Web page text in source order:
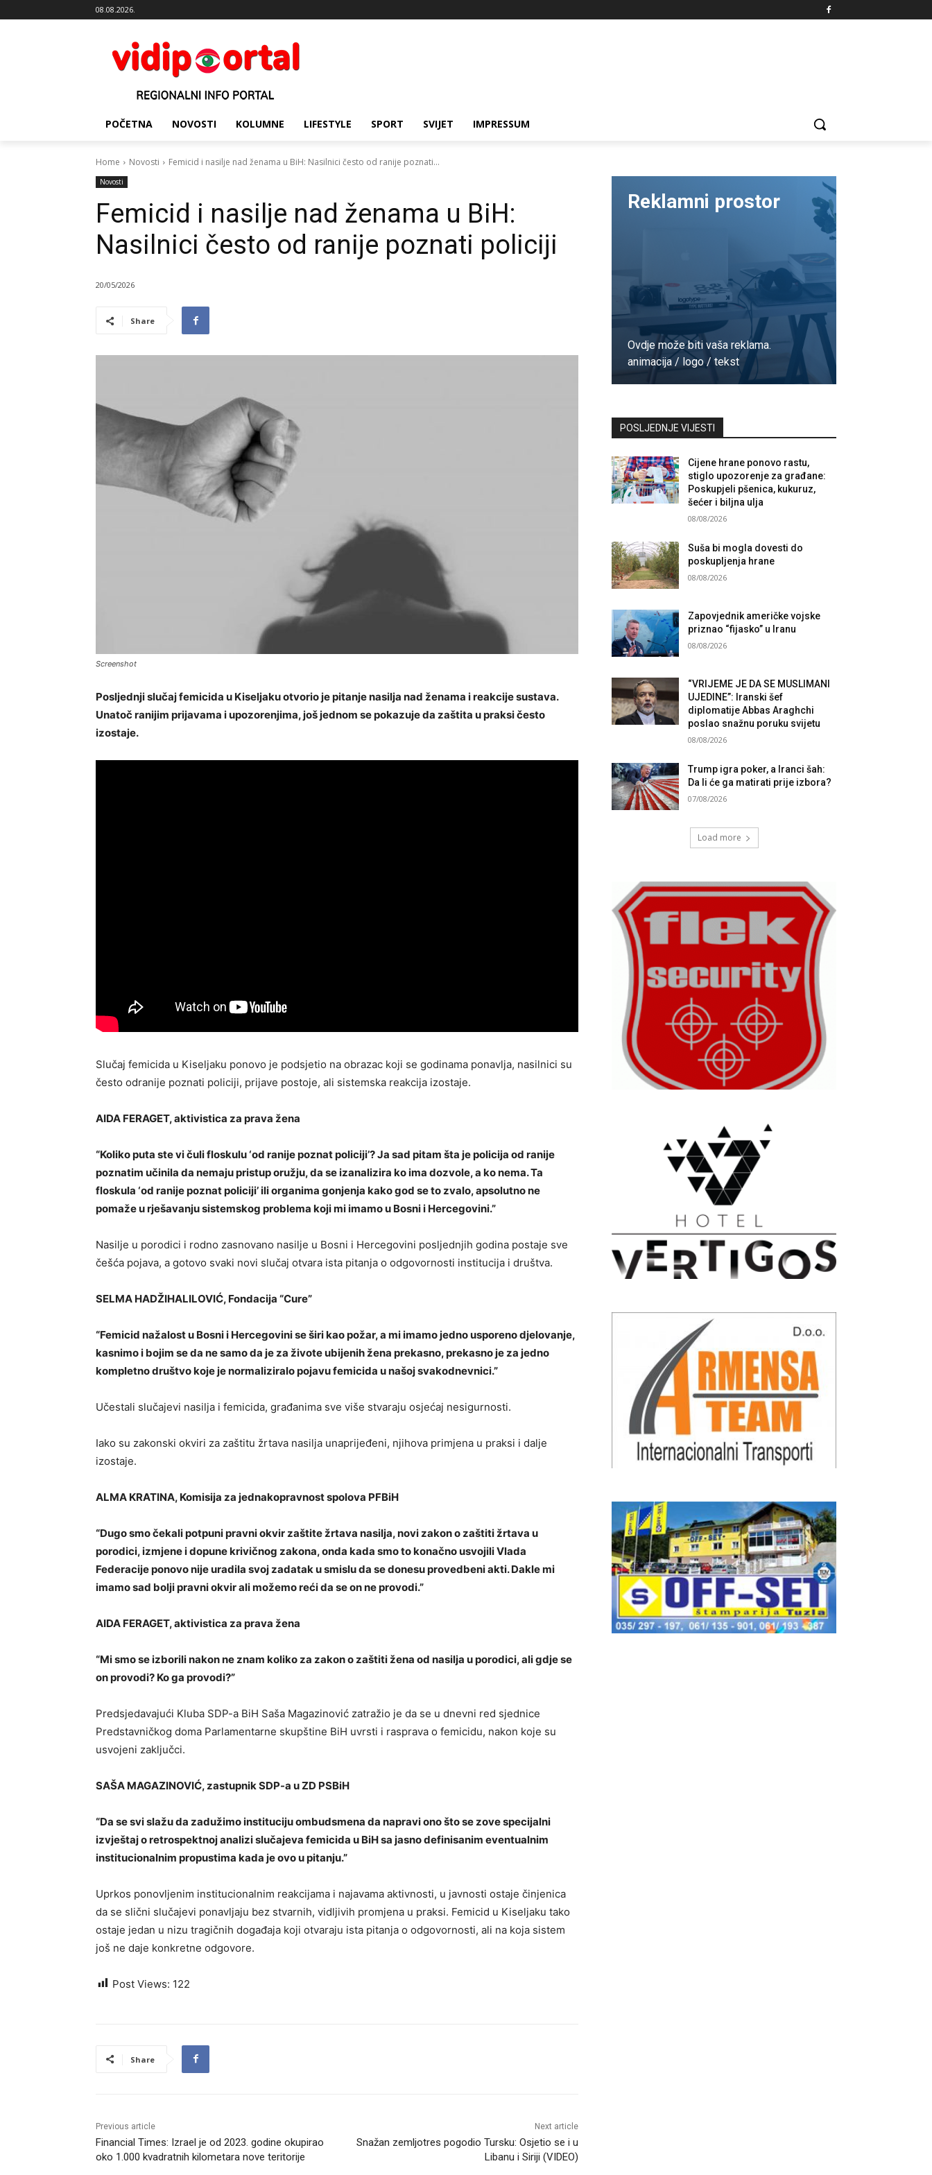
08.08.2026.
POČETNA NOVOSTI KOLUMNE LIFESTYLE SPORT SVIJET IMPRESSUM
Home Novosti Femicid i nasilje nad ženama u BiH: Nasilnici često od ranije poznati...
Novosti
Femicid i nasilje nad ženama u BiH:
Nasilnici često od ranije poznati policiji
20/05/2026
Share
Screenshot
Posljednji slučaj femicida u Kiseljaku otvorio je pitanje nasilja nad ženama i reakcije sustava.
Unatoč ranijim prijavama i upozorenjima, još jednom se pokazuje da zaštita u praksi često
izostaje.
Slučaj femicida u Kiseljaku ponovo je podsjetio na obrazac koji se godinama ponavlja, nasilnici su
često odranije poznati policiji, prijave postoje, ali sistemska reakcija izostaje.
AIDA FERAGET, aktivistica za prava žena
“Koliko puta ste vi čuli floskulu ‘od ranije poznat policiji’? Ja sad pitam šta je policija od ranije
poznatim učinila da nemaju pristup oružju, da se izanalizira ko ima dozvole, a ko nema. Ta
floskula ‘od ranije poznat policiji’ ili organima gonjenja kako god se to zvalo, apsolutno ne
pomaže u rješavanju sistemskog problema koji mi imamo u Bosni i Hercegovini.”
Nasilje u porodici i rodno zasnovano nasilje u Bosni i Hercegovini posljednjih godina postaje sve
češća pojava, a gotovo svaki novi slučaj otvara ista pitanja o odgovornosti institucija i društva.
SELMA HADŽIHALILOVIĆ, Fondacija “Cure”
“Femicid nažalost u Bosni i Hercegovini se širi kao požar, a mi imamo jedno usporeno djelovanje,
kasnimo i bojim se da ne samo da je za živote ubijenih žena prekasno, prekasno je za jedno
kompletno društvo koje je normaliziralo pojavu femicida u našoj svakodnevnici.”
Učestali slučajevi nasilja i femicida, građanima sve više stvaraju osjećaj nesigurnosti.
Iako su zakonski okviri za zaštitu žrtava nasilja unaprijeđeni, njihova primjena u praksi i dalje
izostaje.
ALMA KRATINA, Komisija za jednakopravnost spolova PFBiH
“Dugo smo čekali potpuni pravni okvir zaštite žrtava nasilja, novi zakon o zaštiti žrtava u
porodici, izmjene i dopune krivičnog zakona, onda kada smo to konačno usvojili Vlada
Federacije ponovo nije uradila svoj zadatak u smislu da se donesu provedbeni akti. Dakle mi
imamo sad bolji pravni okvir ali možemo reći da se on ne provodi.”
AIDA FERAGET, aktivistica za prava žena
“Mi smo se izborili nakon ne znam koliko za zakon o zaštiti žena od nasilja u porodici, ali gdje se
on provodi? Ko ga provodi?”
Predsjedavajući Kluba SDP-a BiH Saša Magazinović zatražio je da se u dnevni red sjednice
Predstavničkog doma Parlamentarne skupštine BiH uvrsti i rasprava o femicidu, nakon koje su
usvojeni zaključci.
SAŠA MAGAZINOVIĆ, zastupnik SDP-a u ZD PSBiH
“Da se svi slažu da zadužimo instituciju ombudsmena da napravi ono što se zove specijalni
izvještaj o retrospektnoj analizi slučajeva femicida u BiH sa jasno definisanim eventualnim
institucionalnim propustima kada je ovo u pitanju.”
Uprkos ponovljenim institucionalnim reakcijama i najavama aktivnosti, u javnosti ostaje činjenica
da se slični slučajevi ponavljaju bez stvarnih, vidljivih promjena u praksi. Femicid u Kiseljaku tako
ostaje jedan u nizu tragičnih događaja koji otvaraju ista pitanja o odgovornosti, ali na koja sistem
još ne daje konkretne odgovore.
Post Views: 122
Share
Previous article
Financial Times: Izrael je od 2023. godine okupirao
oko 1.000 kvadratnih kilometara nove teritorije
Next article
Snažan zemljotres pogodio Tursku: Osjetio se i u
Libanu i Siriji (VIDEO)
Reklamni prostor
Ovdje može biti vaša reklama.
animacija / logo / tekst
POSLJEDNJE VIJESTI
Cijene hrane ponovo rastu,
stiglo upozorenje za građane:
Poskupjeli pšenica, kukuruz,
šećer i biljna ulja
08/08/2026
Suša bi mogla dovesti do
poskupljenja hrane
08/08/2026
Zapovjednik američke vojske
priznao “fijasko” u Iranu
08/08/2026
“VRIJEME JE DA SE MUSLIMANI
UJEDINE”: Iranski šef
diplomatije Abbas Araghchi
poslao snažnu poruku svijetu
08/08/2026
Trump igra poker, a Iranci šah:
Da li će ga matirati prije izbora?
07/08/2026
Load more